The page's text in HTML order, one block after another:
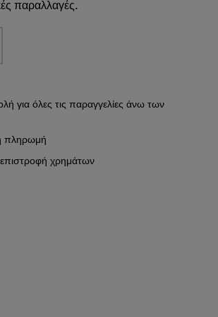
παραλλαγές.
για όλες τις παραγγελίες άνω των
πληρωμή
χρημάτων